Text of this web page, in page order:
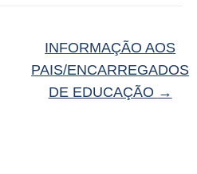
INFORMAÇÃO AOS
PAIS/ENCARREGADOS
DE EDUCAÇÃO →